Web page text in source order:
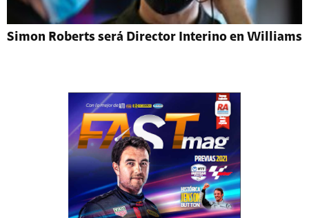
Simon Roberts será Director Interino en Williams